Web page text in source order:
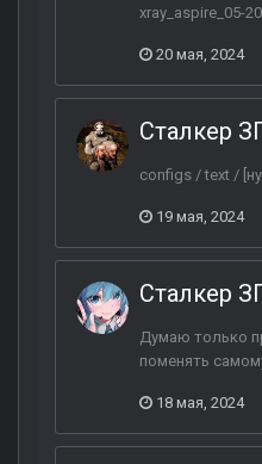
xray_aspire_05-
20 мая, 2024
Сталкер
configs / text /
19 мая, 2024
Сталкер
Думаю только
поменять
18 мая, 2024